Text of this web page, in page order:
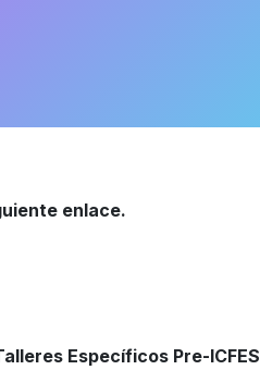
enlace.
Específicos Pre-ICFES